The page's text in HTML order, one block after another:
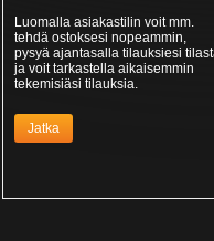
Luomalla asiakastilin voit mm.
tehdä ostoksesi nopeammin,
pysyä ajantasalla tilauksiesi
ja voit tarkastella aikaisemmin
tekemisiäsi tilauksia.
Jatka